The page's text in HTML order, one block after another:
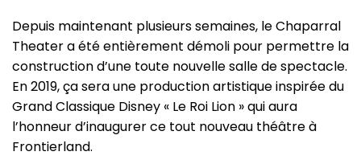
Depuis maintenant plusieurs semaines, le Chaparral
Theater a été entièrement démoli pour permettre la
construction d’une toute nouvelle salle de spectacle.
En 2019, ça sera une production artistique inspirée du
Grand Classique Disney « Le Roi Lion » qui aura
l’honneur d’inaugurer ce tout nouveau théâtre à
Frontierland.